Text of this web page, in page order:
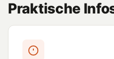
Praktische